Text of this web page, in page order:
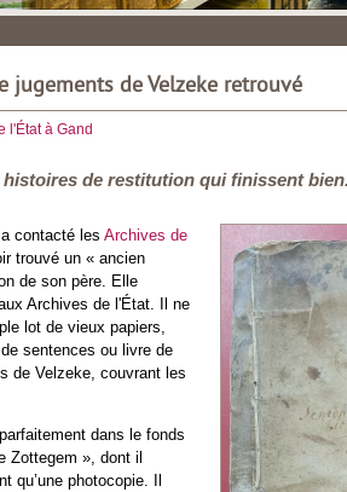
jugements de Velzeke retrouvé
l'État à Gand
histoires de restitution qui finissent
contacté les Archives de
trouvé un « ancien
de son père. Elle
Archives de l'État. Il ne
lot de vieux papiers,
sentences ou livre de
de Velzeke, couvrant les
dans le fonds
Zottegem », dont il
qu’une photocopie. Il